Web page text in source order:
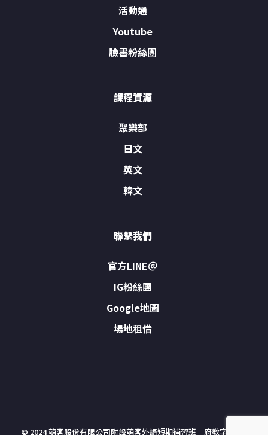
活動通
Youtube
臉書粉絲團
課程資源
聚樂部
日文
英文
韓文
聯繫我們
官方LINE＠
IG粉絲團
Google地圖
場地租借
© 2024 萌客股份有限公司附設萌客外語短期補習班｜府教字號